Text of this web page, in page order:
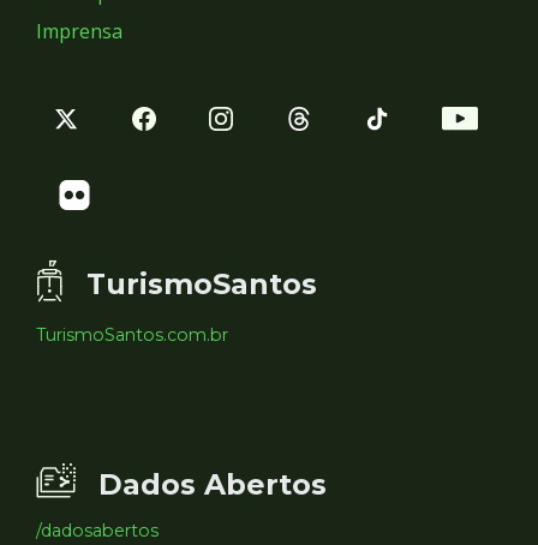
Imprensa
TurismoSantos
TurismoSantos.com.br
Dados Abertos
/dadosabertos